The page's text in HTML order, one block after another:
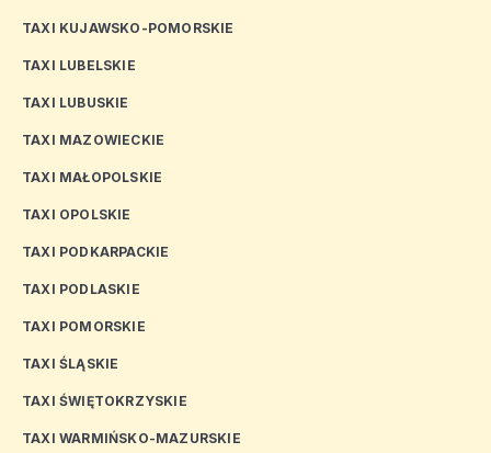
TAXI KUJAWSKO-POMORSKIE
TAXI LUBELSKIE
TAXI LUBUSKIE
TAXI MAZOWIECKIE
TAXI MAŁOPOLSKIE
TAXI OPOLSKIE
TAXI PODKARPACKIE
TAXI PODLASKIE
TAXI POMORSKIE
TAXI ŚLĄSKIE
TAXI ŚWIĘTOKRZYSKIE
TAXI WARMIŃSKO-MAZURSKIE